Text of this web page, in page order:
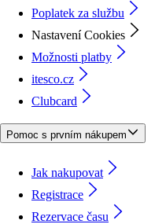
Poplatek za službu
Nastavení Cookies
Možnosti platby
itesco.cz
Clubcard
Pomoc s prvním nákupem
Jak nakupovat
Registrace
Rezervace času